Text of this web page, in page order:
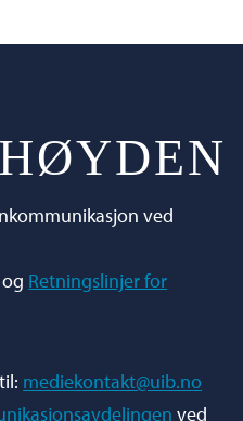
ved
og Retningslinjer for
mediekontakt@uib.no
ved